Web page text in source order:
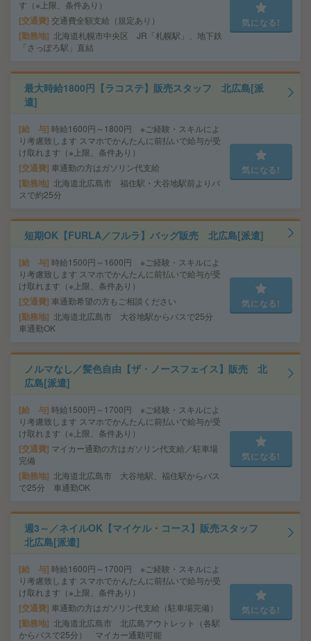
す（※上限、条件あり）
交通費 交通費全額支給（規定あり）
勤務地
北海道札幌市中央区 JR「札幌駅」、地下鉄
「さっぽろ駅」直結
気になる!
最大時給1800円【ラコステ】販売スタッフ 北広島[派
遣]
給 与 時給1600円～1800円 ※ご経験・スキルによ
り考慮致します スマホでかんたんに前払いで給与が受
け取れます（※上限、条件あり）
交通費 車通勤の方はガソリン代支給
勤務地
北海道北広島市 福住駅・大谷地駅前よりバ
スで約25分
気になる!
短期OK【FURLA／フルラ】バッグ販売 北広島[派遣]
給 与 時給1500円～1600円 ※ご経験・スキルによ
り考慮致します スマホでかんたんに前払いで給与が受
け取れます（※上限、条件あり）
交通費 車通勤希望の方もご相談ください
勤務地
北海道北広島市 大谷地駅からバスで25分
車通勤OK
気になる!
ノルマなし／髪色自由【ザ・ノースフェイス】販売 北
広島[派遣]
給 与 時給1500円～1700円 ※ご経験・スキルによ
り考慮致します スマホでかんたんに前払いで給与が受
け取れます（※上限、条件あり）
交通費 マイカー通勤の方はガソリン代支給／駐車場
完備
勤務地
北海道北広島市 大谷地駅、福住駅からバス
で25分 車通勤OK
気になる!
週3～／ネイルOK【マイケル・コース】販売スタッフ
北広島[派遣]
給 与 時給1600円～1700円 ※ご経験・スキルによ
り考慮致します スマホでかんたんに前払いで給与が受
け取れます（※上限、条件あり）
交通費 車通勤の方はガソリン代支給（駐車場完備）
勤務地
北海道北広島市 北広島アウトレット（各駅
からバスで25分） マイカー通勤可能
気になる!